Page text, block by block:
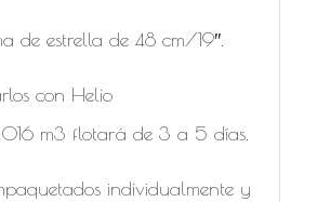
de estrella de 48 cm/19″.
con Helio
m3 flotará de 3 a 5 días.
individualmente y